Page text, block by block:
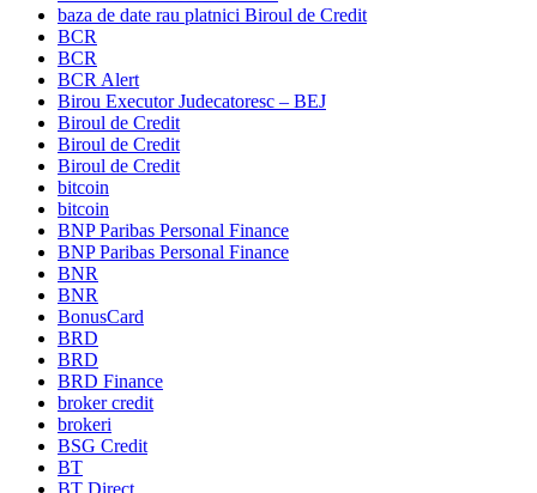
baza de date rau platnici Biroul de Credit
BCR
BCR
BCR Alert
Birou Executor Judecatoresc – BEJ
Biroul de Credit
Biroul de Credit
Biroul de Credit
bitcoin
bitcoin
BNP Paribas Personal Finance
BNP Paribas Personal Finance
BNR
BNR
BonusCard
BRD
BRD
BRD Finance
broker credit
brokeri
BSG Credit
BT
BT Direct